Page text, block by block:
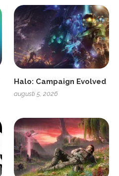
Halo: Campaign Evolved
augusti 5, 2026